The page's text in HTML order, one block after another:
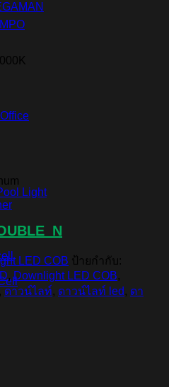
Light
LED COB ป้ายกำกับ:
,Downlight LED COB,
, ดาวน์ไลท์, ดาวน์ไลท์ led , ดา